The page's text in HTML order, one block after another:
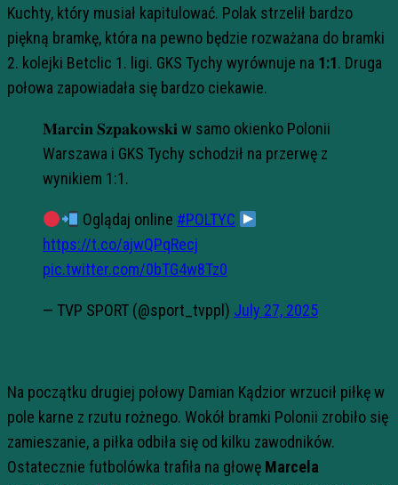
Kuchty, który musiał kapitulować. Polak strzelił bardzo
piękną bramkę, która na pewno będzie rozważana do bramki
2. kolejki Betclic 1. ligi. GKS Tychy wyrównuje na 1:1. Druga
połowa zapowiadała się bardzo ciekawie.
𝐌𝐚𝐫𝐜𝐢𝐧 𝐒𝐳𝐩𝐚𝐤𝐨𝐰𝐬𝐤𝐢 w samo okienko Polonii
Warszawa i GKS Tychy schodził na przerwę z
wynikiem 1:1.
Oglądaj online #POLTYC
https://t.co/ajwQPqRecj
pic.twitter.com/0bTG4w8Tz0
— TVP SPORT (@sport_tvppl) July 27, 2025
Na początku drugiej połowy Damian Kądzior wrzucił piłkę w
pole karne z rzutu rożnego. Wokół bramki Polonii zrobiło się
zamieszanie, a piłka odbiła się od kilku zawodników.
Ostatecznie futbolówka trafiła na głowę Marcela